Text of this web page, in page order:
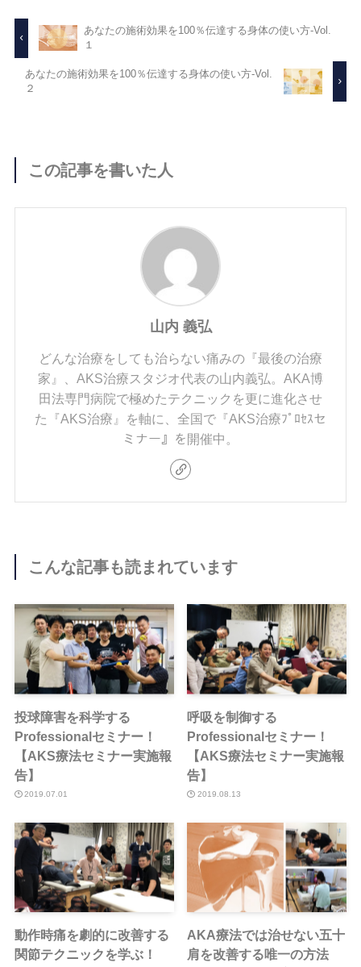
あなたの施術効果を100％伝達する身体の使い方-Vol.
１
あなたの施術効果を100％伝達する身体の使い方-Vol.
２
この記事を書いた人
山内 義弘
どんな治療をしても治らない痛みの『最後の治療
家』、AKS治療スタジオ代表の山内義弘。AKA博
田法専門病院で極めたテクニックを更に進化させ
た『AKS治療』を軸に、全国で『AKS治療ﾌﾟﾛｾｽセ
ミナー』を開催中。
こんな記事も読まれています
投球障害を科学する
Professionalセミナー！
【AKS療法セミナー実施報
告】
2019.07.01
呼吸を制御する
Professionalセミナー！
【AKS療法セミナー実施報
告】
2019.08.13
動作時痛を劇的に改善する
関節テクニックを学ぶ！
AKA療法では治せない五十
肩を改善する唯一の方法